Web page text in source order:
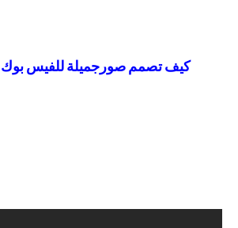
كيف تصمم صورجميلة للفيس بوك